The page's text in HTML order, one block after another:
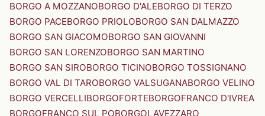
BORGO A MOZZANOBORGO D'ALEBORGO DI TERZO
BORGO PACEBORGO PRIOLOBORGO SAN DALMAZZO
BORGO SAN GIACOMOBORGO SAN GIOVANNI
BORGO SAN LORENZOBORGO SAN MARTINO
BORGO SAN SIROBORGO TICINOBORGO TOSSIGNANO
BORGO VAL DI TAROBORGO VALSUGANABORGO VELINO
BORGO VERCELLIBORGOFORTEBORGOFRANCO D'IVREA
BORGOFRANCO SUL POBORGOLAVEZZARO